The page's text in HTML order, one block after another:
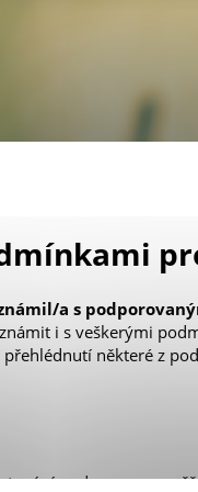
a s
i s veškerými
některé z
podpory se